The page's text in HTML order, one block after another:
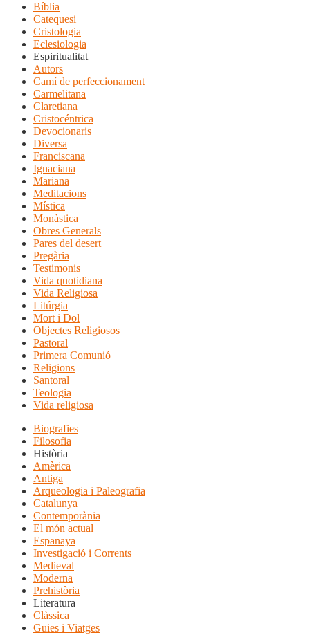
Bíblia
Catequesi
Cristologia
Eclesiologia
Espiritualitat
Autors
Camí de perfeccionament
Carmelitana
Claretiana
Cristocéntrica
Devocionaris
Diversa
Franciscana
Ignaciana
Mariana
Meditacions
Mística
Monàstica
Obres Generals
Pares del desert
Pregària
Testimonis
Vida quotidiana
Vida Religiosa
Litúrgia
Mort i Dol
Objectes Religiosos
Pastoral
Primera Comunió
Religions
Santoral
Teologia
Vida religiosa
Biografies
Filosofia
Història
Amèrica
Antiga
Arqueologia i Paleografia
Catalunya
Contemporània
El món actual
Espanaya
Investigació i Corrents
Medieval
Moderna
Prehistòria
Literatura
Clàssica
Guies i Viatges